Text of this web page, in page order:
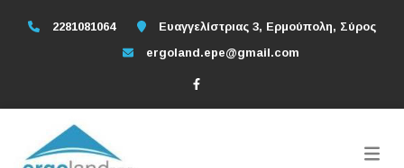
2281081064
Ευαγγελίστριας 3, Ερμούπολη, Σύρος
ergoland.epe@gmail.com